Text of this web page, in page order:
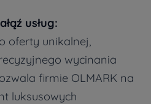
usług:
oferty unikalnej,
wycinania
firmie OLMARK na
luksusowych